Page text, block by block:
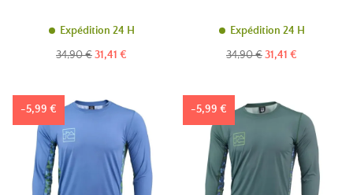
Expédition 24 H
Prix
34,90 €Prix
31,41 €
Expédition 24 H
Prix
34,90 €Prix
31,41 €
-5,99 € -5,99 €